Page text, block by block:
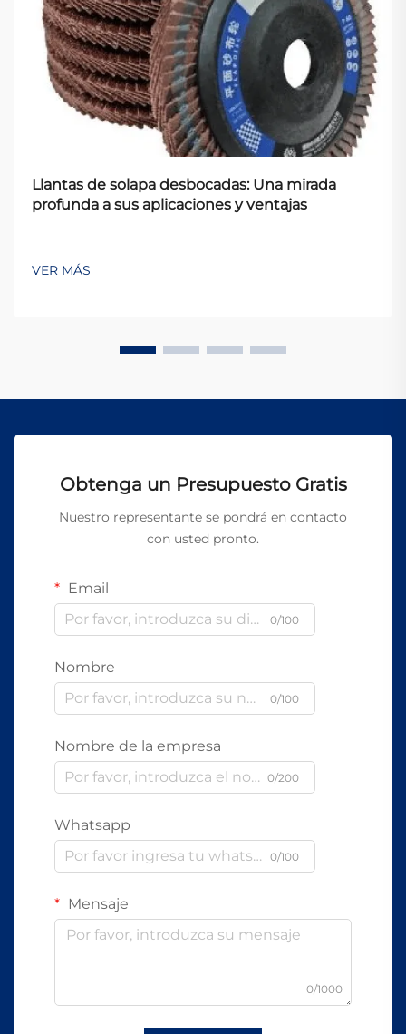
Llantas de solapa desbocadas: Una mirada
profunda a sus aplicaciones y ventajas
VER MÁS
Obtenga un Presupuesto Gratis
Nuestro representante se pondrá en contacto
con usted pronto.
Email
0/100
Nombre
0/100
Nombre de la empresa
0/200
Whatsapp
0/100
Mensaje
0/1000